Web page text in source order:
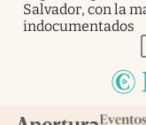
Salvador, con la
indocumentados